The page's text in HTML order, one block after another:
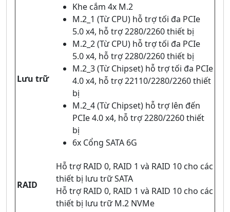
Lưu trữ
Khe cắm 4x M.2
M.2_1 (Từ CPU) hỗ trợ tối đa PCIe
5.0 x4, hỗ trợ 2280/2260 thiết bị
M.2_2 (Từ CPU) hỗ trợ tối đa PCIe
5.0 x4, hỗ trợ 2280/2260 thiết bị
M.2_3 (Từ Chipset) hỗ trợ tối đa PCIe
4.0 x4, hỗ trợ 22110/2280/2260 thiết
bị
M.2_4 (Từ Chipset) hỗ trợ lên đến
PCIe 4.0 x4, hỗ trợ 2280/2260 thiết
bị
6x Cổng SATA 6G
RAID
Hỗ trợ RAID 0, RAID 1 và RAID 10 cho các
thiết bị lưu trữ SATA
Hỗ trợ RAID 0, RAID 1 và RAID 10 cho các
thiết bị lưu trữ M.2 NVMe